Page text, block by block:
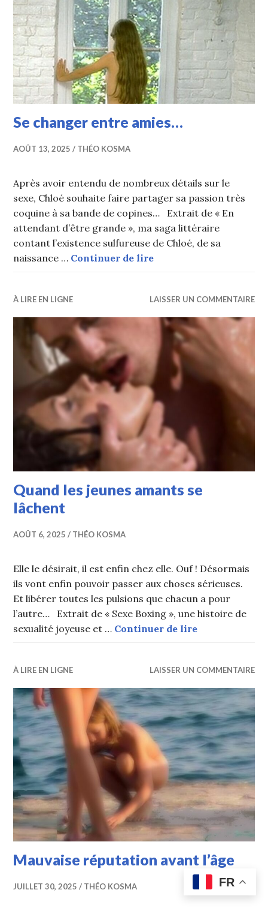
Se changer entre amies…
AOÛT 13, 2025 THÉO KOSMA
Après avoir entendu de nombreux détails sur le
sexe, Chloé souhaite faire partager sa passion très
coquine à sa bande de copines… Extrait de « En
attendant d’être grande », ma saga littéraire
contant l’existence sulfureuse de Chloé, de sa
naissance … Continuer de lireSe changer entre
À LIRE EN LIGNE LAISSER UN COMMENTAIRE
Quand les jeunes amants se
lâchent
AOÛT 6, 2025 THÉO KOSMA
Elle le désirait, il est enfin chez elle. Ouf ! Désormais
ils vont enfin pouvoir passer aux choses sérieuses.
Et libérer toutes les pulsions que chacun a pour
l’autre… Extrait de « Sexe Boxing », une histoire de
sexualité joyeuse et … Continuer de lireQuand les
À LIRE EN LIGNE LAISSER UN COMMENTAIRE
Mauvaise réputation avant l’âge
JUILLET 30, 2025 THÉO KOSMA FR